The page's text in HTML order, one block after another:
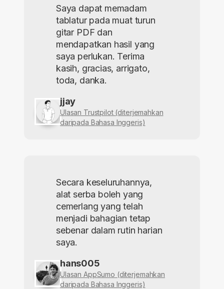
Saya dapat memadam
tablatur pada muat turun
gitar PDF dan
mendapatkan hasil yang
saya perlukan. Terima
kasih, gracias, arrigato,
toda, danka.
jjay
Ulasan Trustpilot (diterjemahkan
daripada Bahasa Inggeris)
Secara keseluruhannya,
alat serba boleh yang
cemerlang yang telah
menjadi bahagian tetap
sebenar dalam rutin harian
saya.
hans005
Ulasan AppSumo (diterjemahkan
daripada Bahasa Inggeris)